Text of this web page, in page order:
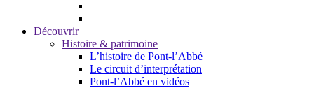
Découvrir
Histoire & patrimoine
L’histoire de Pont-l’Abbé
Le circuit d’interprétation
Pont-l’Abbé en vidéos